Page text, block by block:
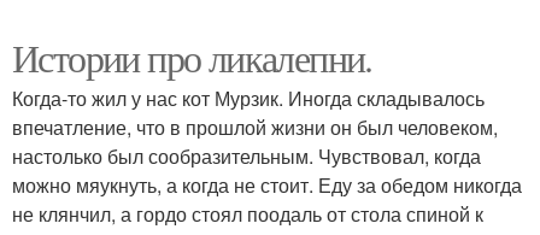
Истории про ликалепни.
Когда-то жил у нас кот Мурзик. Иногда складывалось
впечатление, что в прошлой жизни он был человеком,
настолько был сообразительным. Чувствовал, когда
можно мяукнуть, а когда не стоит. Еду за обедом никогда
не клянчил, а гордо стоял поодаль от стола спиной к